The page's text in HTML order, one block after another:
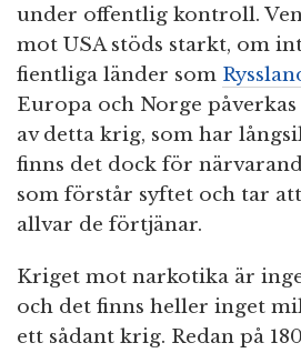
under offentlig kontroll.
mot USA stöds starkt, om
fientliga länder som
Europa och Norge
av detta krig, som har
finns det dock för
som förstår syftet och tar
allvar de förtjänar.
Kriget mot narkotika är
och det finns heller inget
ett sådant krig. Redan på